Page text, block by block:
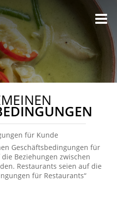
für Kunde
Geschäftsbedingungen für
Beziehungen zwischen
Restaurants seien auf die
für Restaurants“